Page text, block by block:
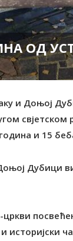
ОД
и Доњој
свјетском
и 15
Дубици
историјски